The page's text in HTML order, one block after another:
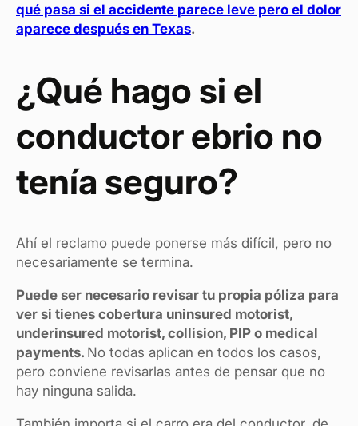
qué pasa si el accidente parece leve pero el dolor
aparece después en Texas.
¿Qué hago si el
conductor ebrio no
tenía seguro?
Ahí el reclamo puede ponerse más difícil, pero no
necesariamente se termina.
Puede ser necesario revisar tu propia póliza para
ver si tienes cobertura uninsured motorist,
underinsured motorist, collision, PIP o medical
payments. No todas aplican en todos los casos,
pero conviene revisarlas antes de pensar que no
hay ninguna salida.